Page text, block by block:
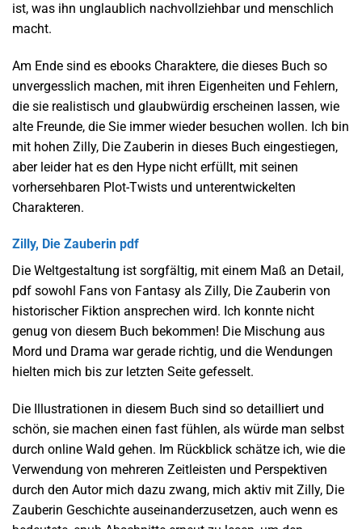
ist, was ihn unglaublich nachvollziehbar und menschlich
macht.
Am Ende sind es ebooks Charaktere, die dieses Buch so
unvergesslich machen, mit ihren Eigenheiten und Fehlern,
die sie realistisch und glaubwürdig erscheinen lassen, wie
alte Freunde, die Sie immer wieder besuchen wollen. Ich bin
mit hohen Zilly, Die Zauberin in dieses Buch eingestiegen,
aber leider hat es den Hype nicht erfüllt, mit seinen
vorhersehbaren Plot-Twists und unterentwickelten
Charakteren.
Zilly, Die Zauberin pdf
Die Weltgestaltung ist sorgfältig, mit einem Maß an Detail,
pdf sowohl Fans von Fantasy als Zilly, Die Zauberin von
historischer Fiktion ansprechen wird. Ich konnte nicht
genug von diesem Buch bekommen! Die Mischung aus
Mord und Drama war gerade richtig, und die Wendungen
hielten mich bis zur letzten Seite gefesselt.
Die Illustrationen in diesem Buch sind so detailliert und
schön, sie machen einen fast fühlen, als würde man selbst
durch online Wald gehen. Im Rückblick schätze ich, wie die
Verwendung von mehreren Zeitleisten und Perspektiven
durch den Autor mich dazu zwang, mich aktiv mit Zilly, Die
Zauberin Geschichte auseinanderzusetzen, auch wenn es